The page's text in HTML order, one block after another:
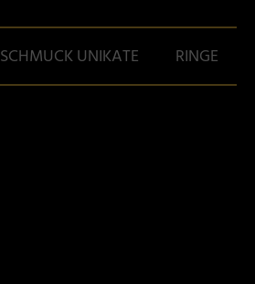
SCHMUCK UNIKATE RINGE